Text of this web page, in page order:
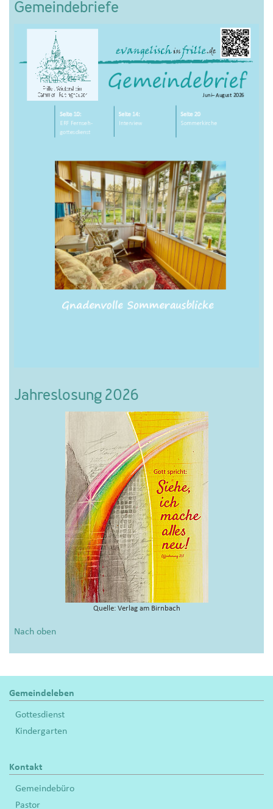
Gemeindebriefe
Jahreslosung 2026
Quelle: Verlag am Birnbach
Nach oben
Gemeindeleben
Gottesdienst
Kindergarten
Kontakt
Gemeindebüro
Pastor